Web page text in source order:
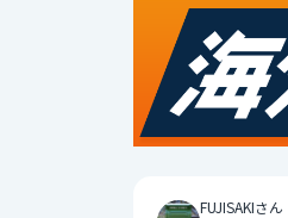
FUJISAKIさん